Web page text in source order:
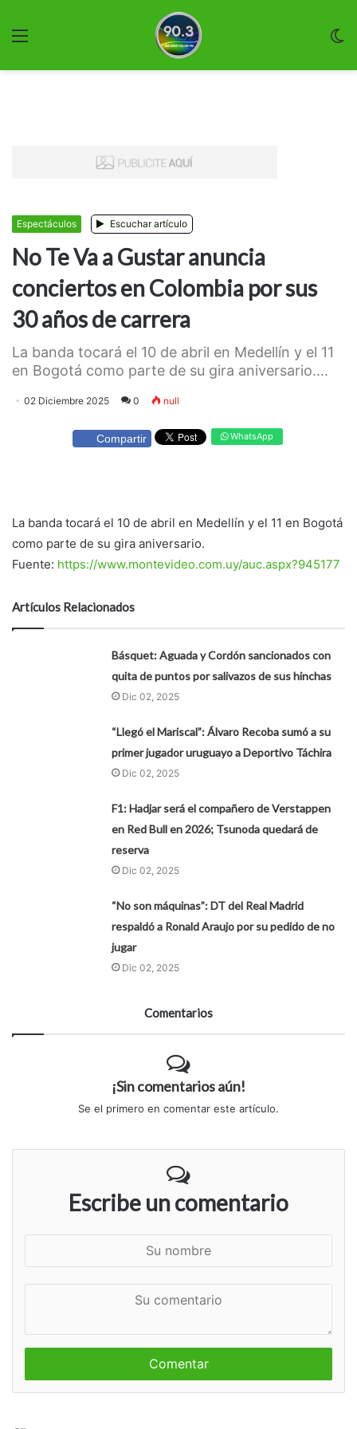
Espectáculos Escuchar artículo
No Te Va a Gustar anuncia
conciertos en Colombia por sus
30 años de carrera
La banda tocará el 10 de abril en Medellín y el 11
en Bogotá como parte de su gira aniversario....
02 Diciembre 2025 0 null
Compartir WhatsApp
La banda tocará el 10 de abril en Medellín y el 11 en Bogotá
como parte de su gira aniversario.
Fuente: https://www.montevideo.com.uy/auc.aspx?945177
Artículos Relacionados
Básquet: Aguada y Cordón sancionados con
quita de puntos por salivazos de sus hinchas
Dic 02, 2025
“Llegó el Mariscal”: Álvaro Recoba sumó a su
primer jugador uruguayo a Deportivo Táchira
Dic 02, 2025
F1: Hadjar será el compañero de Verstappen
en Red Bull en 2026; Tsunoda quedará de
reserva
Dic 02, 2025
“No son máquinas”: DT del Real Madrid
respaldó a Ronald Araujo por su pedido de no
jugar
Dic 02, 2025
Comentarios
¡Sin comentarios aún!
Se el primero en comentar este artículo.
Escribe un comentario
n
a